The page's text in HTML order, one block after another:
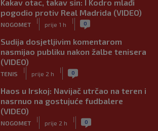
Kakav otac, takav sin: I Kodro mlađi
pogodio protiv Real Madrida (VIDEO)
NOGOMET
|
prije 1 h
| 0
Sudija dosjetljivim komentarom
nasmijao publiku nakon žalbe tenisera
(VIDEO)
TENIS
|
prije 2 h
| 0
Haos u Irskoj: Navijač utrčao na teren i
nasrnuo na gostujuće fudbalere
(VIDEO)
NOGOMET
|
prije 2 h
| 0